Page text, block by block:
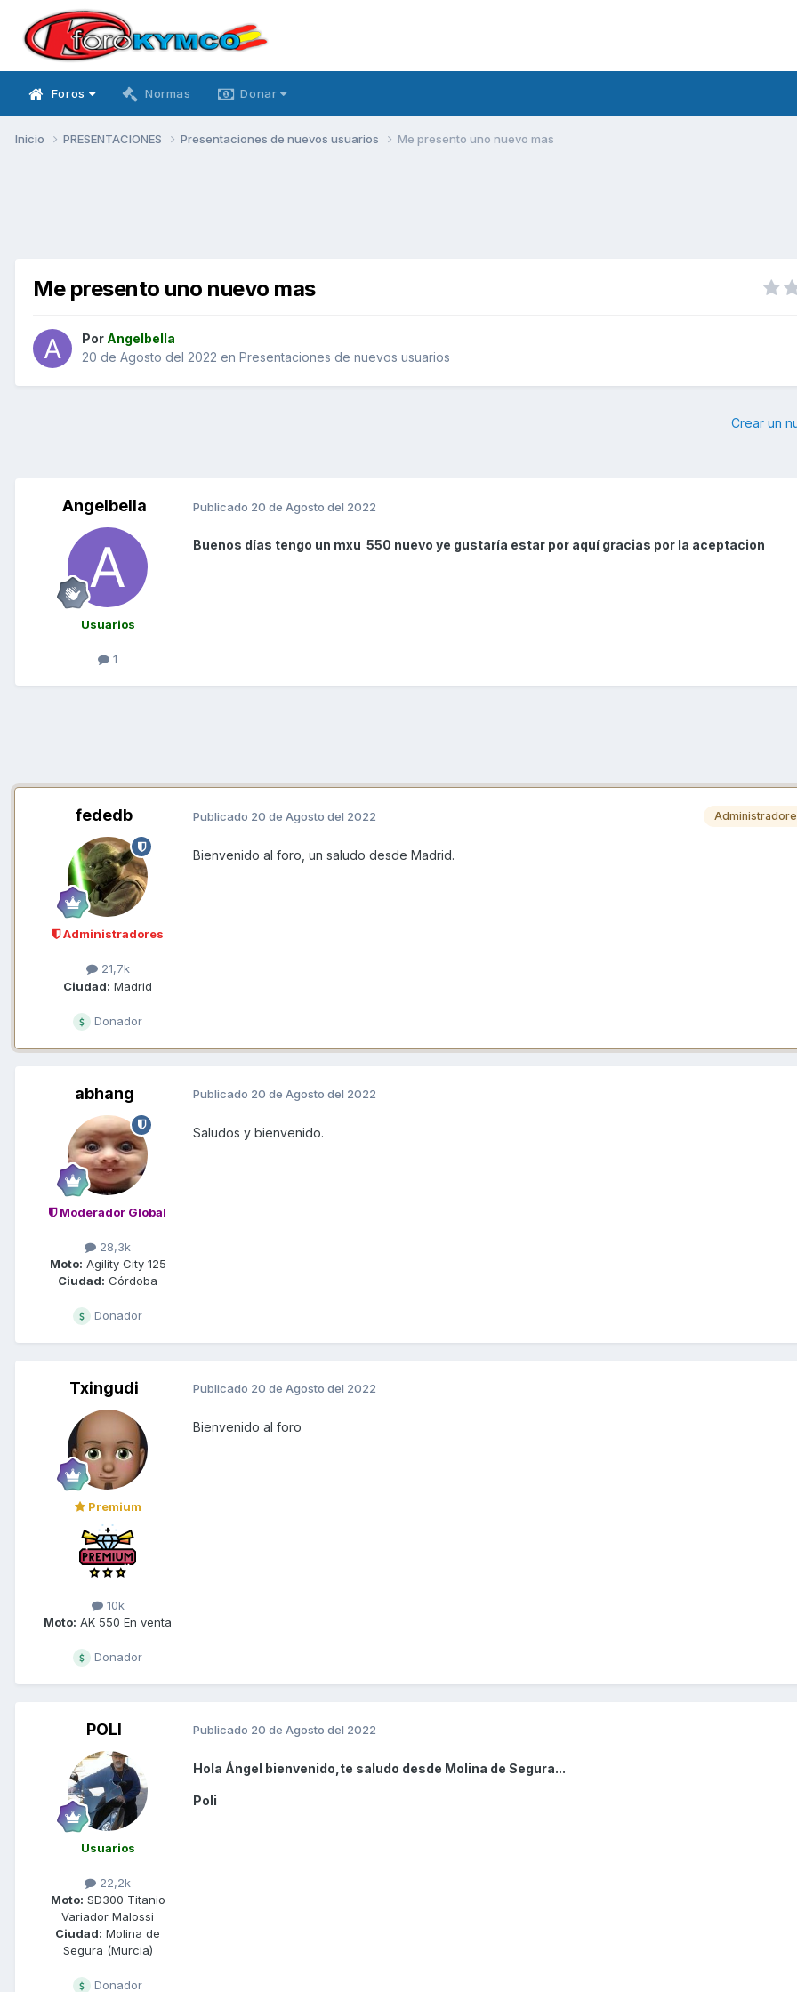
Foros Normas Donar
Inicio PRESENTACIONES Presentaciones de nuevos usuarios Me presento uno nuevo mas
Me presento uno nuevo mas
Por Angelbella
20 de Agosto del 2022 en Presentaciones de nuevos usuarios
Crear un
Angelbella
Usuarios
1
Publicado 20 de Agosto del 2022
Buenos días tengo un mxu 550 nuevo ye gustaría estar por aquí gracias por la aceptacion
fededb
Administradores
21,7k
Ciudad: Madrid
Donador
Publicado 20 de Agosto del 2022
Bienvenido al foro, un saludo desde Madrid.
abhang
Moderador Global
28,3k
Moto: Agility City 125
Ciudad: Córdoba
Donador
Publicado 20 de Agosto del 2022
Saludos y bienvenido.
Txingudi
Premium
10k
Moto: AK 550 En venta
Donador
Publicado 20 de Agosto del 2022
Bienvenido al foro
POLI
Usuarios
22,2k
Moto: SD300 Titanio
Variador Malossi
Ciudad: Molina de
Segura (Murcia)
Donador
Publicado 20 de Agosto del 2022
Hola Ángel bienvenido,te saludo desde Molina de Segura...
Poli